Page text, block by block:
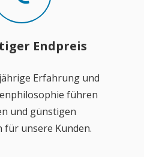
Endpreis
Erfahrung und
führen
und günstigen
für unsere Kunden.